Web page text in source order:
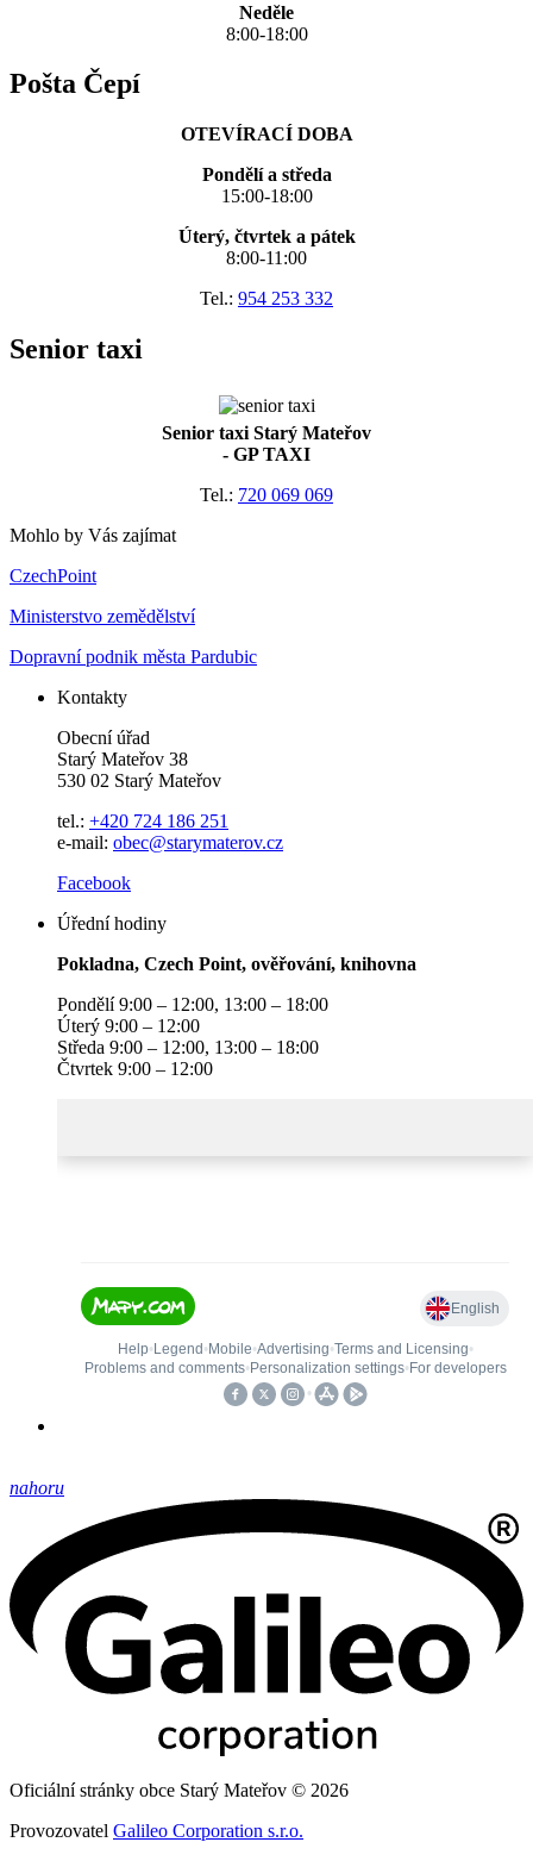
Neděle
8:00-18:00
Pošta Čepí
OTEVÍRACÍ DOBA
Pondělí a středa
15:00-18:00
Úterý, čtvrtek a pátek
8:00-11:00
Tel.: 954 253 332
Senior taxi
Senior taxi Starý Mateřov
- GP TAXI
Tel.: 720 069 069
Mohlo by Vás zajímat
CzechPoint
Ministerstvo zemědělství
Dopravní podnik města Pardubic
Kontakty
Obecní úřad
Starý Mateřov 38
530 02 Starý Mateřov
tel.: +420 724 186 251
e-mail: obec@starymaterov.cz
Facebook
Úřední hodiny
Pokladna, Czech Point, ověřování, knihovna
Pondělí 9:00 – 12:00, 13:00 – 18:00
Úterý 9:00 – 12:00
Středa 9:00 – 12:00, 13:00 – 18:00
Čtvrtek 9:00 – 12:00
nahoru
Oficiální stránky obce Starý Mateřov © 2026
Provozovatel Galileo Corporation s.r.o.